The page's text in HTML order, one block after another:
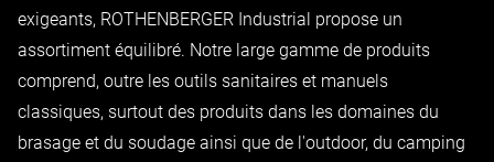
exigeants, ROTHENBERGER Industrial propose un
assortiment équilibré. Notre large gamme de produits
comprend, outre les outils sanitaires et manuels
classiques, surtout des produits dans les domaines du
brasage et du soudage ainsi que de l'outdoor, du camping